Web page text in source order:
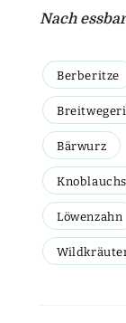
Nach
Berberitze
Bärwurz
Löwenzahn